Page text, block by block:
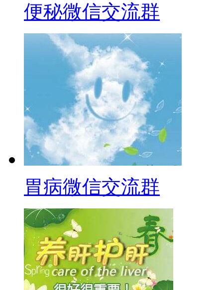
便秘微信交流群
胃病微信交流群